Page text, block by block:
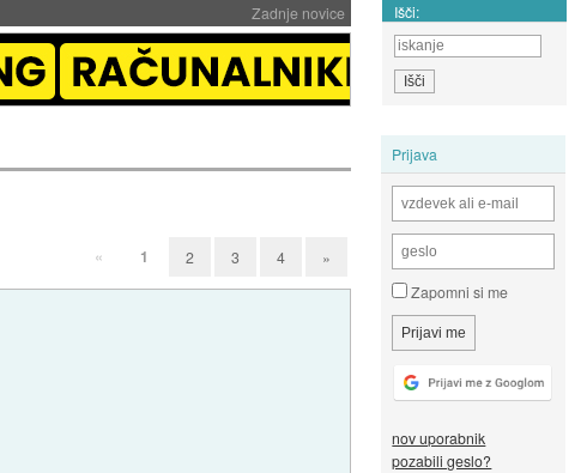
Zadnje novice Išči:
Prijava
Zapomni si me
nov uporabnik
pozabili geslo?
« 1 2 3 4 »